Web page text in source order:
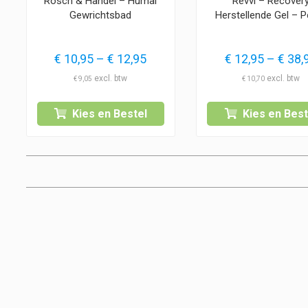
Gewrichtsbad
€ 10,95 – € 12,95Prijsklasse:
€ 12,95
€9,05
Kies en Bestel
Herstellende Gel –
€ 12,95 – €
€ 10,70
Kies en